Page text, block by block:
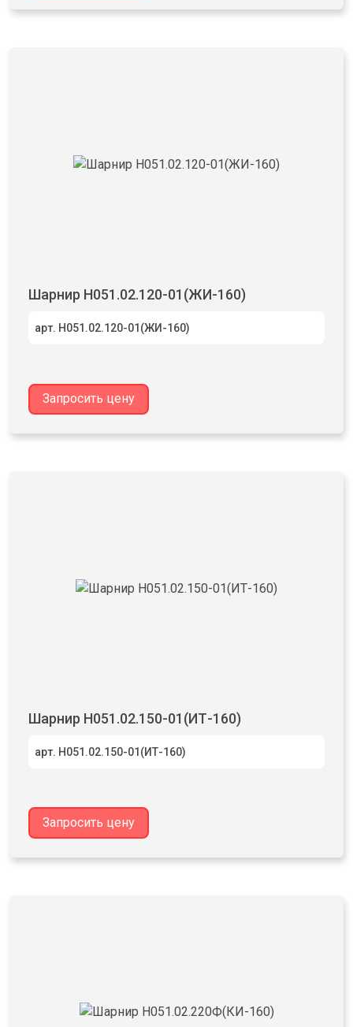
Шарнир Н051.02.120-01(ЖИ-160)
арт. Н051.02.120-01(ЖИ-160)
Запросить цену
Шарнир Н051.02.150-01(ИТ-160)
арт. Н051.02.150-01(ИТ-160)
Запросить цену